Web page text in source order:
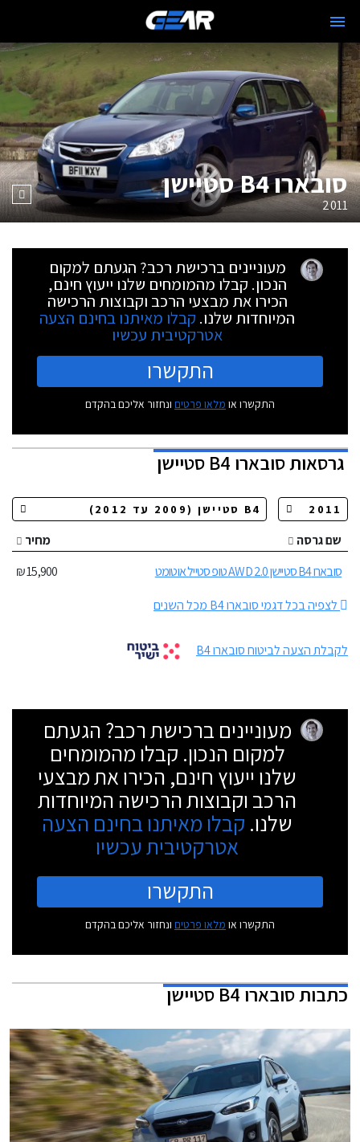
סובארו B4 סטיישן
2011
מעוניינים ברכישת רכב? הגעתם למקום
הנכון. קבלו מהמומחים שלנו ייעוץ חינם,
הכירו את מבצעי הרכב וקבוצות הרכישה
המיוחדות שלנו. קבלו מאיתנו בחינם הצעה
אטרקטיבית עכשיו
התקשרו
התקשרו או מלאו פרטים ונחזור אליכם בהקדם
גרסאותסובארו B4 סטיישן
שם גרסה
מחיר
סובארו B4 סטיישן 2.0 AWD טופ סטייל אוטומט
15,900 ₪
לצפיה בכל דגמי סובארו B4 מכל השנים
לקבלת הצעה לביטוח סובארו B4
מעוניינים ברכישת רכב? הגעתם
למקום הנכון. קבלו מהמומחים
שלנו ייעוץ חינם, הכירו את מבצעי
הרכב וקבוצות הרכישה המיוחדות
שלנו. קבלו מאיתנו בחינם הצעה
אטרקטיבית עכשיו
התקשרו
התקשרו או מלאו פרטים ונחזור אליכם בהקדם
כתבותסובארו B4 סטיישן